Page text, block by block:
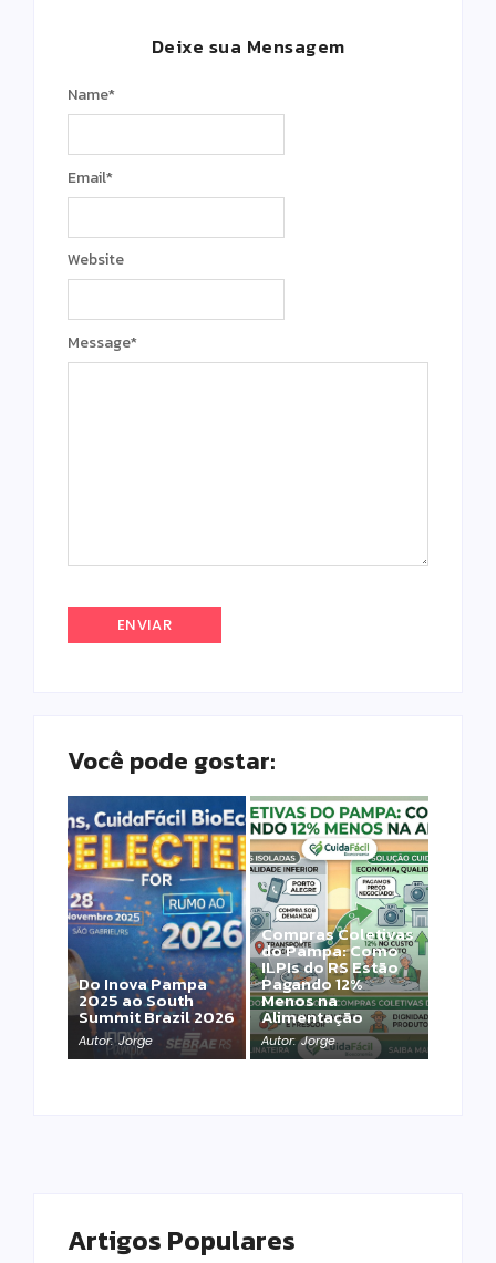
Deixe sua Mensagem
Message*
Name*
Email*
Website
Você pode gostar:
Do Inova Pampa
2025 ao South
Summit Brazil 2026
Autor: Jorge
Compras Coletivas
do Pampa: Como
ILPIs do RS Estão
Pagando 12%
Menos na
Alimentação
Autor: Jorge
Artigos Populares